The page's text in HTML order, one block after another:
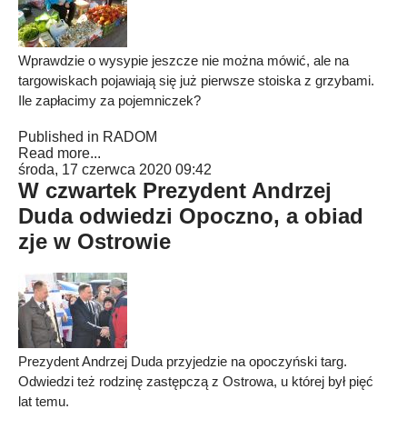
Wprawdzie o wysypie jeszcze nie można mówić, ale na
targowiskach pojawiają się już pierwsze stoiska z grzybami.
Ile zapłacimy za pojemniczek?
Published in RADOM
Read more...
środa, 17 czerwca 2020 09:42
W czwartek Prezydent Andrzej
Duda odwiedzi Opoczno, a obiad
zje w Ostrowie
Prezydent Andrzej Duda przyjedzie na opoczyński targ.
Odwiedzi też rodzinę zastępczą z Ostrowa, u której był pięć
lat temu.